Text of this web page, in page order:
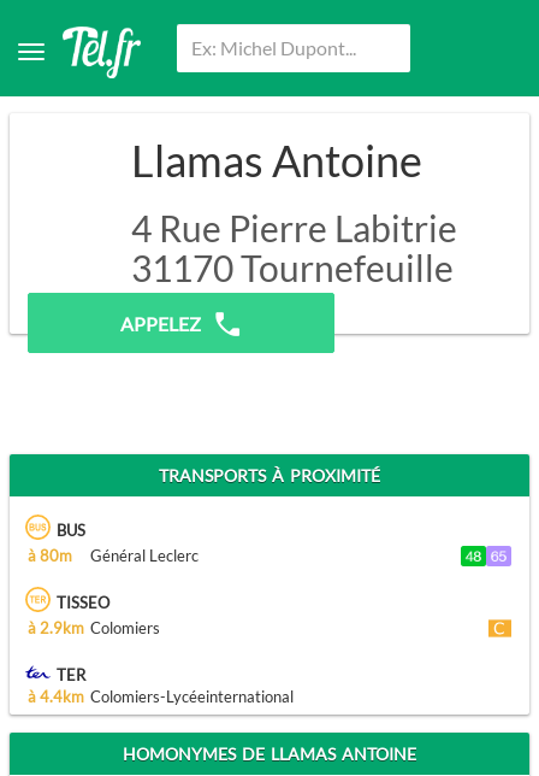
Llamas Antoine
4 Rue Pierre Labitrie
31170Tournefeuille
Pas de prospection.
APPELEZ
TRANSPORTS À PROXIMITÉ
BUS
à 80m
Général Leclerc
TISSEO
à 2.9km Colomiers
TER
à 4.4km Colomiers-Lycéeinternational
HOMONYMES DE LLAMAS ANTOINE